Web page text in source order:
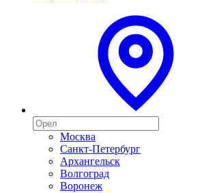
Москва
Санкт-Петербург
Архангельск
Волгоград
Воронеж